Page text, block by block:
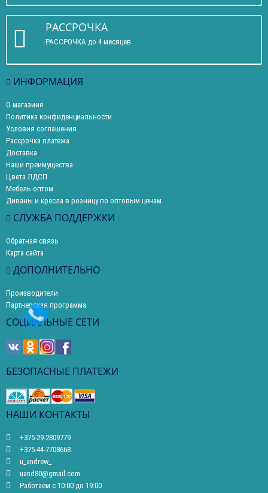
РАССРОЧКА
РАССРОЧКА до 4 месяцев
ИНФОРМАЦИЯ
О магазине
Политика конфиденциальности
Условия соглашения
Рассрочка платежа
Доставка
Наши преимущества
Цвета ЛДСП
Мебель оптом
Диваны и кресла в розницу по оптовым ценам
СЛУЖБА ПОДДЕРЖКИ
Обратная связь
Карта сайта
ДОПОЛНИТЕЛЬНО
Производители
Партнерская программа
СОЦИАЛЬНЫЕ СЕТИ
БЕЗОПАСНЫЕ ПЛАТЕЖИ
НАШИ КОНТАКТЫ
+375-29-2809779
+375-44-7708668
u_andrew_
uand80@gmail.com
Работаем с 10:00 до 19:00